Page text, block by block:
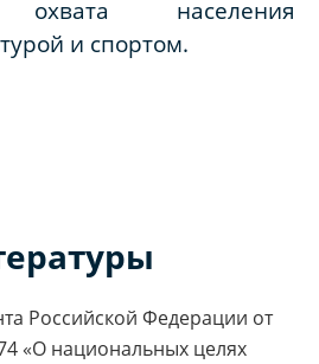
охвата населения
и спортом.
Российской Федерации от
«О национальных целях